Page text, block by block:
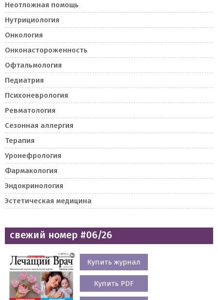
Неотложная помощь
Нутрициология
Онкология
Онконастороженность
Офтальмология
Педиатрия
Психоневрология
Ревматология
Сезонная аллергия
Терапия
Уронефрология
Фармакология
Эндокринология
Эстетическая медицина
свежий номер #06/26
Купить журнал
Купить PDF